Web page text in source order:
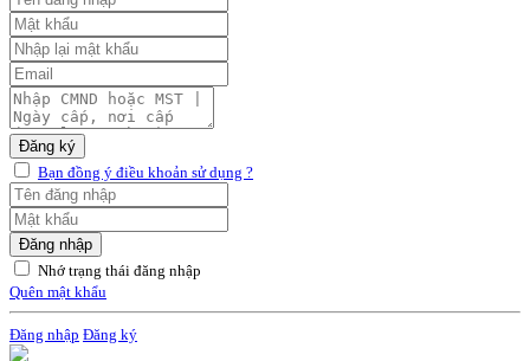
Đăng ký
Bạn đồng ý điều khoản sử dụng ?
Đăng nhập
Nhớ trạng thái đăng nhập
Quên mật khẩu
Đăng nhập Đăng ký